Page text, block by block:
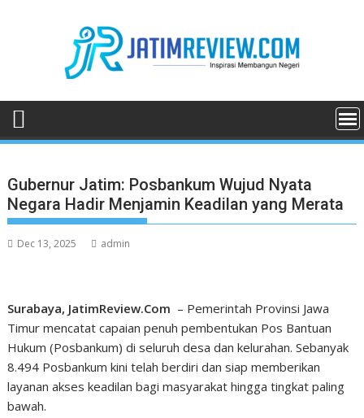
Gubernur Jatim: Posbankum Wujud Nyata
Negara Hadir Menjamin Keadilan yang Merata
Dec 13, 2025 admin
Surabaya, JatimReview.Com – Pemerintah Provinsi Jawa
Timur mencatat capaian penuh pembentukan Pos Bantuan
Hukum (Posbankum) di seluruh desa dan kelurahan. Sebanyak
8.494 Posbankum kini telah berdiri dan siap memberikan
layanan akses keadilan bagi masyarakat hingga tingkat paling
bawah.